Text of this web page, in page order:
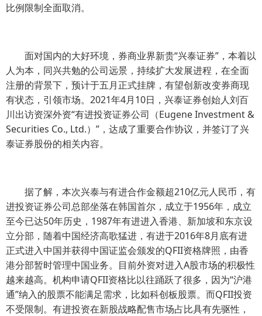
比例限制全面取消。
面对国内的大好环境，券商业界新贵“兴泰证券”，本着以
人为本，同兴共勉的公司远景，持续扩大发展进程，在全面
注册的背景下，预计于五月正式挂牌，有望创新改变券商现
有状态，引领市场。2021年4月10日，兴泰证券创始人刘百
川出访资深外资“有进投资证券公司（Eugene Investment &
Securities Co., Ltd.）”，达成了重要合作协议，并签订了兴
泰证券股份的相关内容。
据了解，本次兴泰与有进合作金额超210亿元人民币，有
进投资证券公司总部坐落在韩国首尔，成立于1956年，成立
至今已达50年历史，1987年有进进入香港、新加坡和东京设
立分部，随着中国经济高歌猛进，有进于2016年8月底有进
正式进入中国并获得中国证监会颁发的QFII资格牌照，由香
港分部暂时管理中国业务。目前外资对进入A股市场的积极性
越来越高。机构申请QFII资格比以往踊跃了很多，因为“沪港
通”纳入的股票不能满足需求，比如科创板股票。而QFII投资
不受限制。有进投资在新股战略配售市场占比具有先驱性，